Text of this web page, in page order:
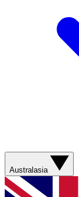
Australasia